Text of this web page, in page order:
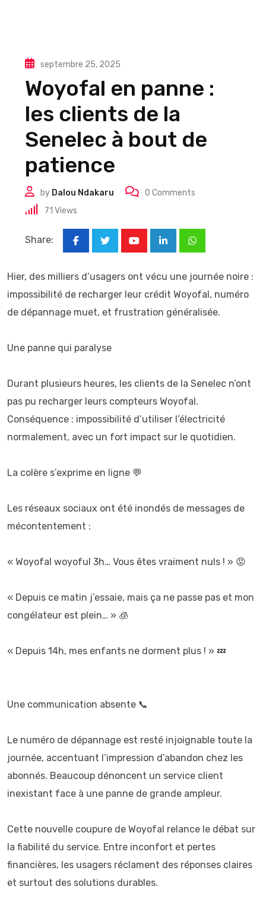
septembre 25, 2025
Woyofal en panne :
les clients de la
Senelec à bout de
patience
by Dalou Ndakaru 0 Comments
71 Views
Share:
LinkedInWhatsapp
Hier, des milliers d’usagers ont vécu une journée noire :
impossibilité de recharger leur crédit Woyofal, numéro
de dépannage muet, et frustration généralisée.
Une panne qui paralyse
Durant plusieurs heures, les clients de la Senelec n’ont
pas pu recharger leurs compteurs Woyofal.
Conséquence : impossibilité d’utiliser l’électricité
normalement, avec un fort impact sur le quotidien.
La colère s’exprime en ligne 💬
Les réseaux sociaux ont été inondés de messages de
mécontentement :
« Woyofal woyoful 3h… Vous êtes vraiment nuls ! » 😡
« Depuis ce matin j’essaie, mais ça ne passe pas et mon
congélateur est plein… » 🧊
« Depuis 14h, mes enfants ne dorment plus ! » 💤
Une communication absente 📞
Le numéro de dépannage est resté injoignable toute la
journée, accentuant l’impression d’abandon chez les
abonnés. Beaucoup dénoncent un service client
inexistant face à une panne de grande ampleur.
Cette nouvelle coupure de Woyofal relance le débat sur
la fiabilité du service. Entre inconfort et pertes
financières, les usagers réclament des réponses claires
et surtout des solutions durables.